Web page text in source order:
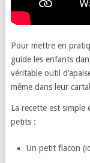
Pour mettre en
guide les enfants
véritable outil
même dans leur
La recette est simple
petits :
Un petit flacon